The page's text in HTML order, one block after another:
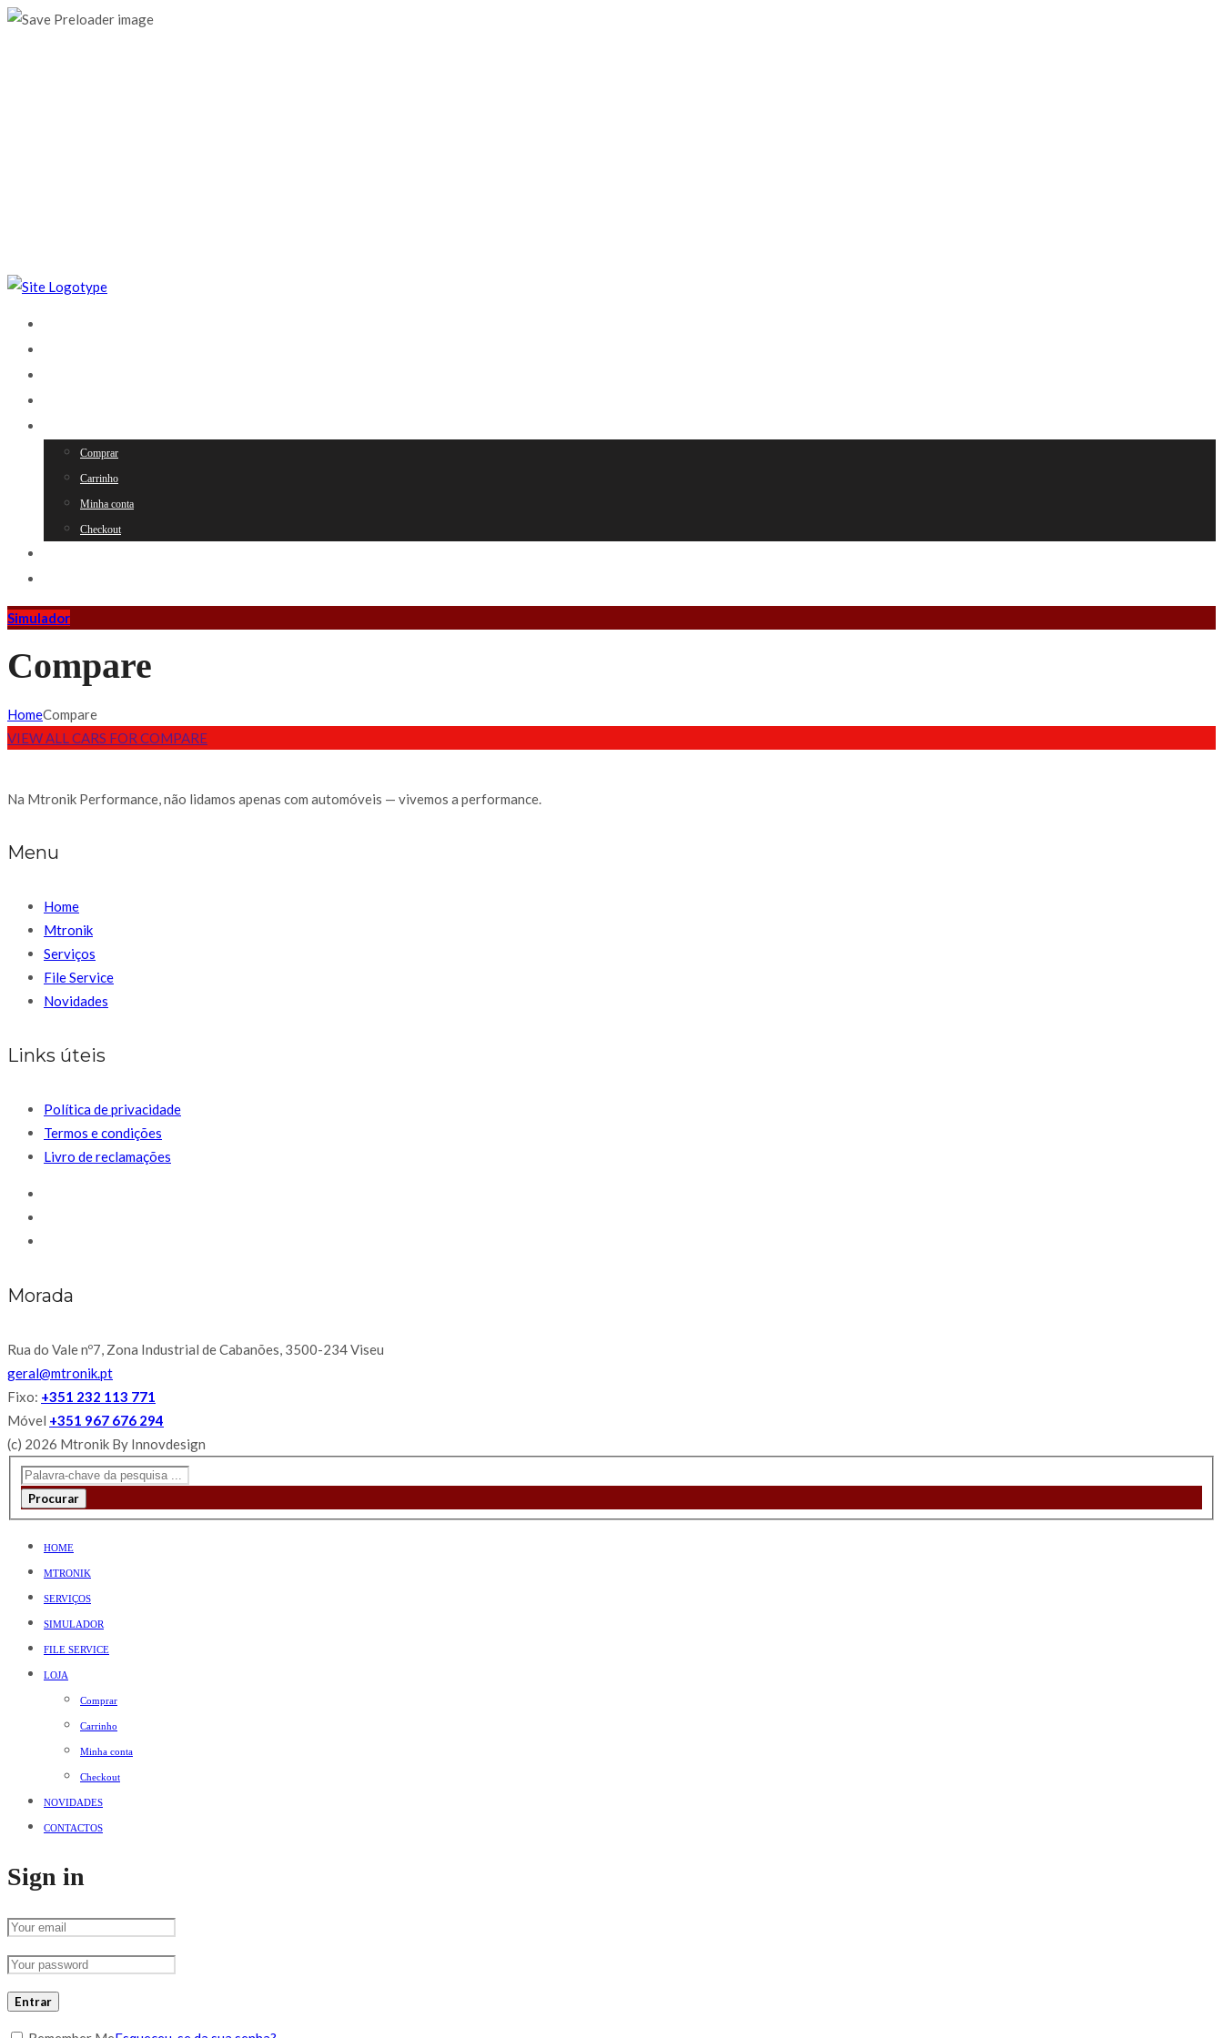
Comprar
Carrinho
Minha conta
Checkout
Simulador
Compare
HomeCompare
VIEW ALL CARS FOR COMPARE
Na Mtronik Performance, não lidamos apenas com automóveis — vivemos a performance.
Menu
Home
Mtronik
Serviços
File Service
Novidades
Links úteis
Política de privacidade
Termos e condições
Livro de reclamações
Morada
Rua do Vale nº7, Zona Industrial de Cabanões, 3500-234 Viseu
geral@mtronik.pt
Fixo: +351 232 113 771
Móvel +351 967 676 294
(c) 2026 Mtronik By Innovdesign
Procurar
HOME
MTRONIK
SERVIÇOS
SIMULADOR
FILE SERVICE
LOJA
Comprar
Carrinho
Minha conta
Checkout
NOVIDADES
CONTACTOS
Sign in
Entrar